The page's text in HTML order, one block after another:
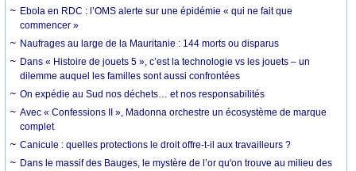
Ebola en RDC : l’OMS alerte sur une épidémie « qui ne fait que
commencer »
Naufrages au large de la Mauritanie : 144 morts ou disparus
Dans « Histoire de jouets 5 », c’est la technologie vs les jouets – un
dilemme auquel les familles sont aussi confrontées
On expédie au Sud nos déchets… et nos responsabilités
Avec « Confessions II », Madonna orchestre un écosystème de marque
complet
Canicule : quelles protections le droit offre-t-il aux travailleurs ?
Dans le massif des Bauges, le mystère de l’or qu'on trouve au milieu des